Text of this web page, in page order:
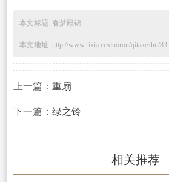
本文标题: 春梦殿锦
本文地址: http://www.rixia.cc/duorou/qitakeshu/
上一篇： 重扇
下一篇： 绿之铃
相关推荐